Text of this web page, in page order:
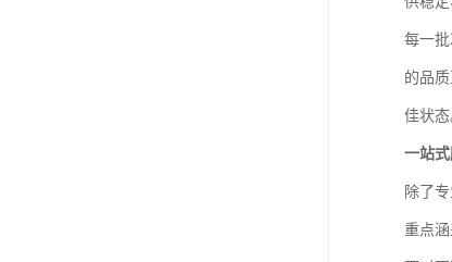
每一
的品
佳状
一站
除了
重点